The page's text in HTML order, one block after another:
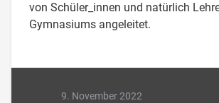
von Schüler_innen und natürlich
Gymnasiums angeleitet.
9. November 2022